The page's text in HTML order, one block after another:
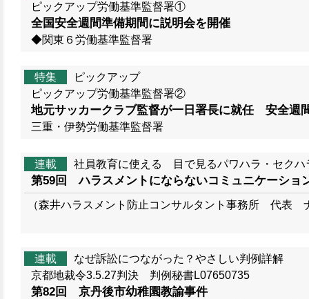
ピックアップ労働基準監督署①
全国安全週間準備期間に説明会を開催
◆関東６労働基準監督署
特集
ピックアップ
ピックアップ労働基準監督署②
地元サッカークラブ監督が一日署長に就任 安全週
三重・伊勢労働基準監督署
連載 社員教育に使える 目で見るパワハラ・セクハ
第59回 ハラスメントにならないコミュニケーショ
（森井ハラスメント防止コンサルタント事務所 代表
連載
なぜ訴訟につながった？やさしい判例詳解
京都地裁令3.5.27判決 判例秘書L07650735
第82回 京丹後市幼稚園教諭事件